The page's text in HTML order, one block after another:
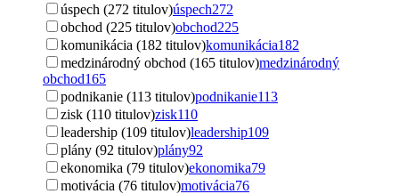
úspech (272 titulov)úspech272
obchod (225 titulov)obchod225
komunikácia (182 titulov)komunikácia182
medzinárodný obchod (165 titulov)medzinárodný
obchod165
podnikanie (113 titulov)podnikanie113
zisk (110 titulov)zisk110
leadership (109 titulov)leadership109
plány (92 titulov)plány92
ekonomika (79 titulov)ekonomika79
motivácia (76 titulov)motivácia76